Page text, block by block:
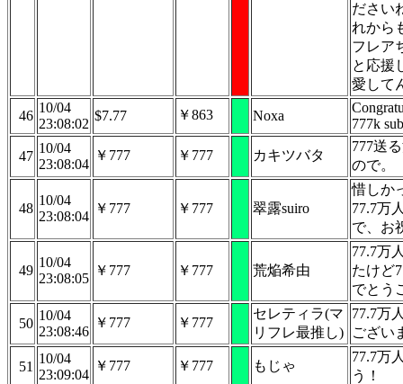
ださい
れから
フレア
と応援
愛して
46
10/04
23:08:02
$7.77 ￥863 Noxa
777k
47
10/04
23:08:04
￥777 ￥777 カキツバタ
777送
ので。
48
10/04
23:08:04
￥777 ￥777 翠露suiro
惜しか
77.7万
で、お
49
10/04
23:08:05
￥777 ￥777 荒焔希由
77.7万
たけど
でとう
50
10/04
23:08:46
￥777 ￥777
セレティラ(マ
リフレ最推し)
77.7万
ござい
51
10/04
23:09:04
￥777 ￥777 もじゃ
77.7万
う！